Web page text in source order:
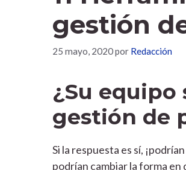
gestión
25 mayo, 2020por Redacción
¿Su equipo
gestión de
Si la respuesta es sí,
podrían cambiar la forma en